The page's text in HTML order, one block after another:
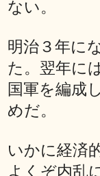
ない。
明治３年に
た。翌年に
国軍を編成
めだ。
いかに経済
よくぞ内乱